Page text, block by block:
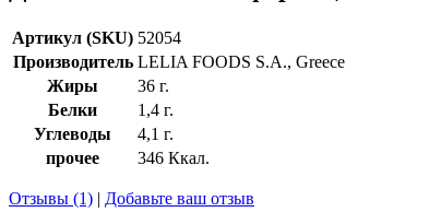
Артикул (SKU) 52054
Производитель LELIA FOODS S.A., Greece
Жиры
36 г.
Белки
1,4 г.
Углеводы
4,1 г.
прочее
346 Ккал.
Отзывы (1) | Добавьте ваш отзыв